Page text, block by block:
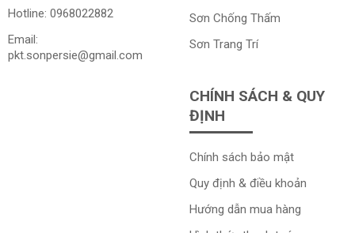
Hotline: 0968022882
Email:
pkt.sonpersie@gmail.com
Sơn Chống Thấm
Sơn Trang Trí
CHÍNH SÁCH & QUY
ĐỊNH
Chính sách bảo mật
Quy định & điều khoản
Hướng dẫn mua hàng